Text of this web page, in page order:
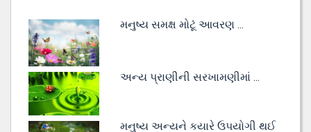
મનુષ્ય સમક્ષ મોટૂં આવરણ ...
અન્ય પ્રાણીની સરખામણીમાં ...
મનુષ્ય અન્યને કયારે ઉપયોગી થઈ